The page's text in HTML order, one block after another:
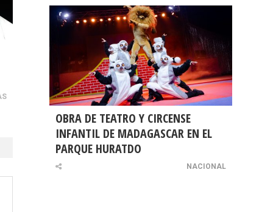
OBRA DE TEATRO Y CIRCENSE
INFANTIL DE MADAGASCAR EN EL
PARQUE HURATDO
NACIONAL